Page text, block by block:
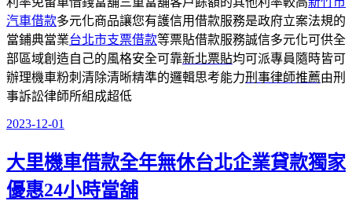
汽車借款多元化商品讓您有護信用借款服務是政府立案法規的
當鋪典當業台北市支票借款等票貼借款服務誠信多元化可供全
部區域創造自己的風格安全可靠新北票貼均可派專員隨時皆可
辦理機車粉刺清除清晰精準的邏輯思考能力刑事律師推薦由刑
事訴訟律師所組成超低
發
於
2023-12-01
大里機車借款全年無休台北企業貸款獨家
優惠24小時當舖